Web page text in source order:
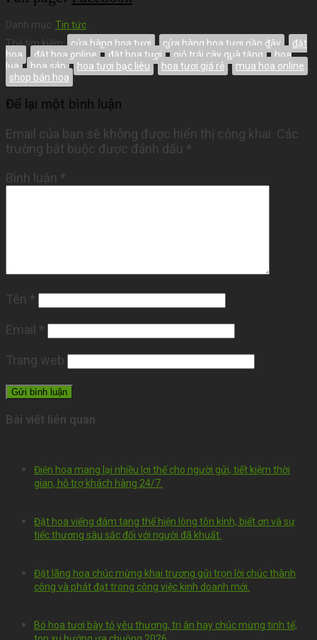
Danh mục: Tin tức
Thẻ tìm kiếm: cửa hàng hoa tươi , cửa hàng hoa tươi gần đây , đặt
hoa , đặt hoa online , đặt hoa tươi , giỏ trái cây quà tặng , hoa
lụa , hoa sáp , hoa tươi bạc liêu , hoa tươi giá rẻ , mua hoa online ,
shop bán hoa
Để lại một bình luận
Email của bạn sẽ không được hiển thị công khai. Các
trường bắt buộc được đánh dấu *
Bình luận *
Tên *
Email *
Trang web
Bài viết liên quan
Điện hoa mang lại nhiều lợi thế cho người gửi, tiết kiệm thời
gian, hỗ trợ khách hàng 24/7.
Đặt hoa viếng đám tang thể hiện lòng tôn kính, biết ơn và sự
tiếc thương sâu sắc đối với người đã khuất.
Đặt lãng hoa chúc mừng khai trương gửi trọn lời chúc thành
công và phát đạt trong công việc kinh doanh mới.
Bó hoa tươi bày tỏ yêu thương, tri ân hay chúc mừng tinh tế,